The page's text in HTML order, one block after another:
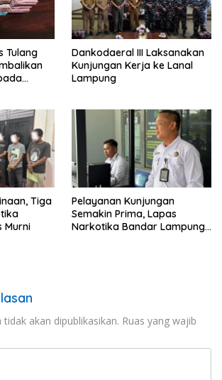
Tulang
Dankodaeral III Laksanakan
Kunjungan Kerja ke Lanal
Lampung
Tiga
Murni
Pelayanan Kunjungan
Semakin Prima, Lapas
Narkotika Bandar Lampung
akan dipublikasikan. Ruas yang wajib